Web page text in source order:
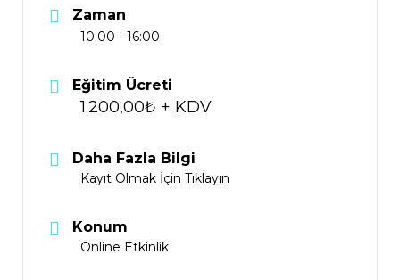
Zaman
10:00 - 16:00
Eğitim Ücreti
1.200,00₺ + KDV
Daha Fazla Bilgi
Kayıt Olmak İçin Tıklayın
Konum
Online Etkinlik